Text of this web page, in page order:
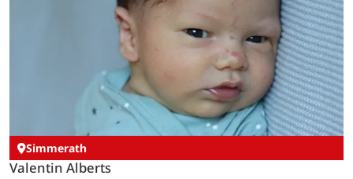
Simmerath
Valentin Alberts